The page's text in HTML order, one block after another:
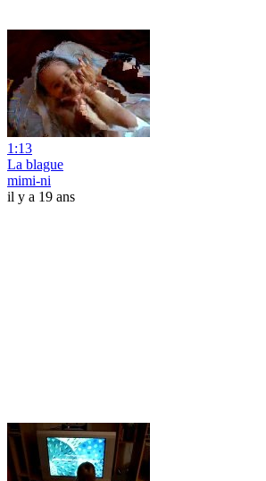
1:13
La blague
mimi-ni
il y a 19 ans